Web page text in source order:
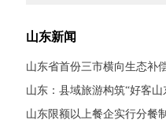
山东新闻
山东省首份三市横向生态补
山东：县域旅游构筑“好客山
山东限额以上餐企实行分餐